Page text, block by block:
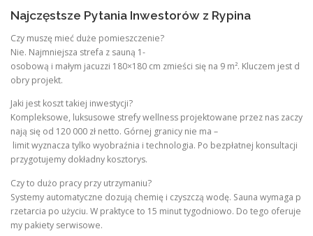
Najczęstsze Pytania Inwestorów z Rypina
Czy muszę mieć duże pomieszczenie?
Nie. Najmniejsza strefa z sauną 1-
osobową i małym jacuzzi 180×180 cm zmieści się na 9 m². Kluczem jest d
obry projekt.
Jaki jest koszt takiej inwestycji?
Kompleksowe, luksusowe strefy wellness projektowane przez nas zaczy
nają się od 120 000 zł netto. Górnej granicy nie ma –
limit wyznacza tylko wyobraźnia i technologia. Po bezpłatnej konsultacji
przygotujemy dokładny kosztorys.
Czy to dużo pracy przy utrzymaniu?
Systemy automatyczne dozują chemię i czyszczą wodę. Sauna wymaga p
rzetarcia po użyciu. W praktyce to 15 minut tygodniowo. Do tego oferuje
my pakiety serwisowe.